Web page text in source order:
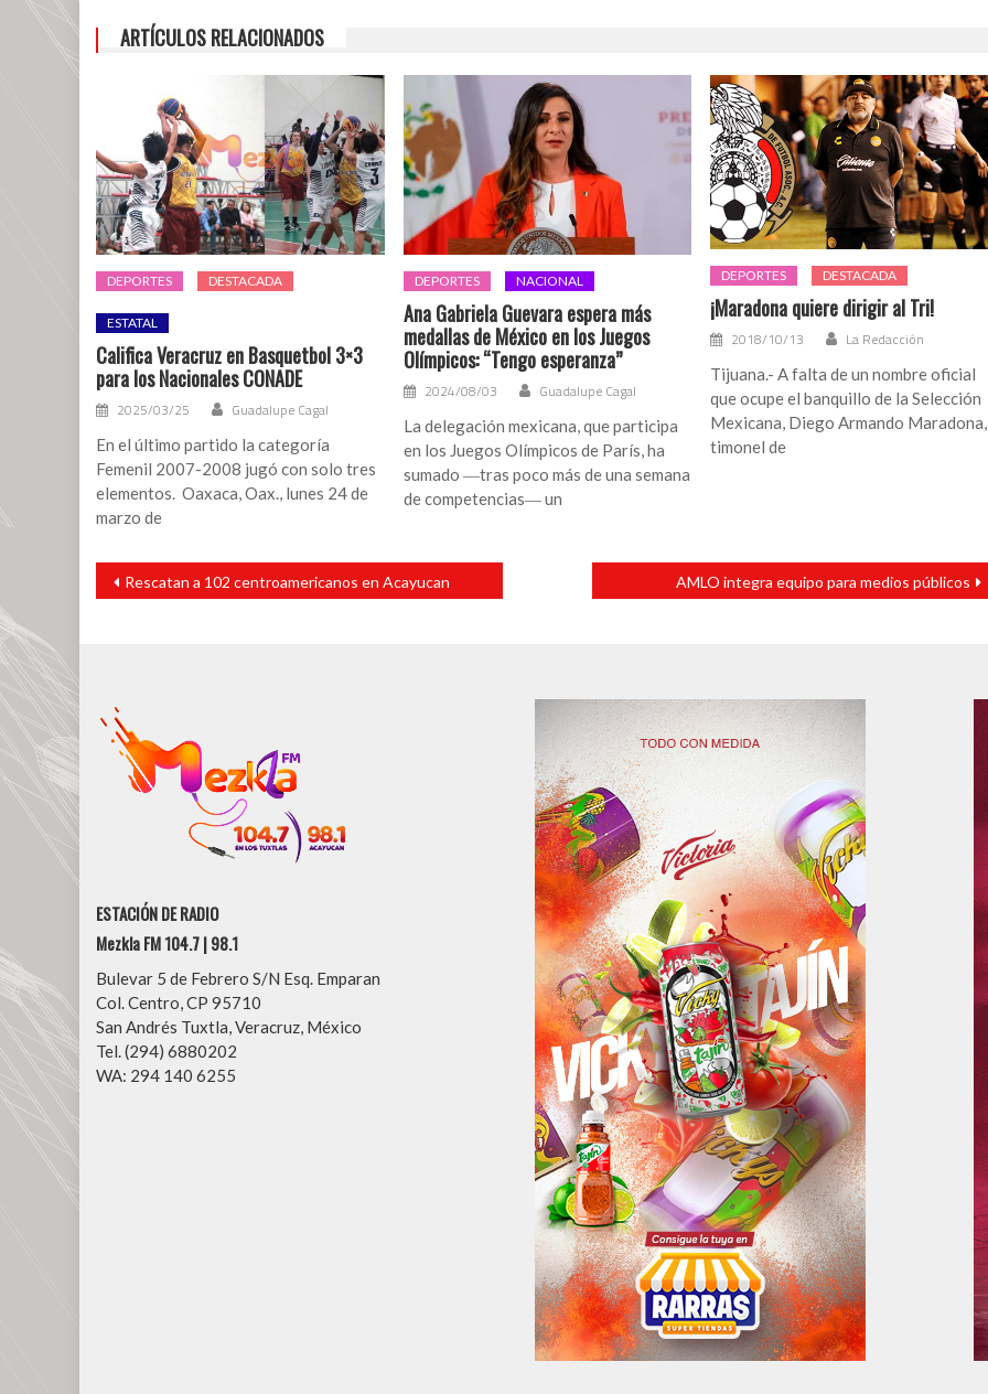
Belén
84
Andrés
ARTÍCULOS RELACIONADOS
DEPORTES DESTACADA
ESTATAL
Califica Veracruz en Basquetbol 3×3
para los Nacionales CONADE
2025/03/25 Guadalupe Cagal
En el último partido la categoría
Femenil 2007-2008 jugó con solo tres
elementos. Oaxaca, Oax., lunes 24 de
marzo de
DEPORTES NACIONAL
Ana Gabriela Guevara espera más
medallas de México en los Juegos
Olímpicos: “Tengo esperanza”
2024/08/03 Guadalupe Cagal
La delegación mexicana, que participa
en los Juegos Olímpicos de París, ha
sumado ―tras poco más de una semana
de competencias― un
DEPORTES DESTACADA
¡Maradona quiere dirigir al Tri!
2018/10/13 La Redacción
Tijuana.- A falta de un nombre oficial
que ocupe el banquillo de la Selección
Mexicana, Diego Armando Maradona,
timonel de
Navegación
entradas
Rescatan a 102 centroamericanos en Acayucan AMLO integra equipo para medios públicos
ESTACIÓN DE RADIO
Mezkla FM 104.7 | 98.1
Bulevar 5 de Febrero S/N Esq. Emparan
Col. Centro, CP 95710
San Andrés Tuxtla, Veracruz, México
Tel. (294) 6880202
WA: 294 140 6255